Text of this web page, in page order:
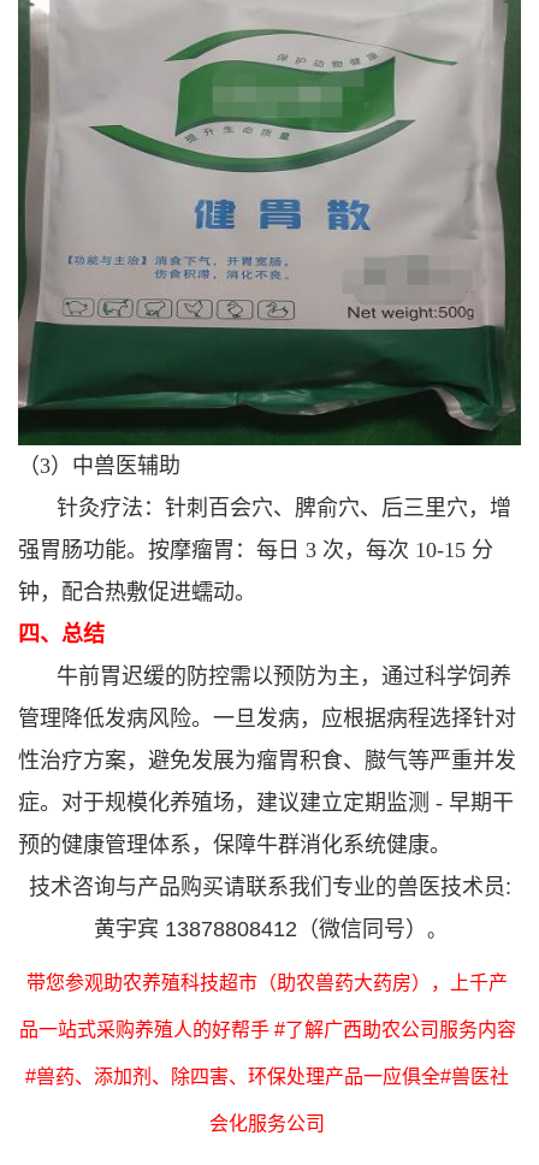
（3）中兽医辅助
针灸疗法：针刺百会穴、脾俞穴、后三里穴，增
强胃肠功能。 按摩瘤胃：每日 3 次，每次 10-15 分
钟，配合热敷促进蠕动。
四、总结
牛前胃迟缓的防控需以预防为主，通过科学饲养
管理降低发病风险。一旦发病，应根据病程选择针对
性治疗方案，避免发展为瘤胃积食、臌气等严重并发
症。对于规模化养殖场，建议建立定期监测 - 早期干
预的健康管理体系，保障牛群消化系统健康。
技术咨询与产品购买请联系我们专业的兽医技术员:
黄宇宾 13878808412（微信同号）
。
带您参观助农养殖科技超市（助农兽药大药房），上千产
品一站式采购养殖人的好帮手 #了解广西助农公司服务内容
#兽药、添加剂、除四害、环保处理产品一应俱全#兽医社
会化服务公司